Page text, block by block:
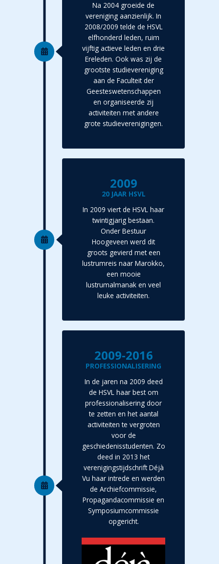
Na 2004 groeide de
vereniging aanzienlijk. In
2008/2009 telde de HSVL
elfhonderd leden, ruim
vijftig actieve leden en drie
Ereleden. Ook was zij de
grootste studievereniging
aan de Faculteit der
Geesteswetenschappen
en organiseerde zij
activiteiten met andere
grote studieverenigingen.
2009
20 JAAR HSVL
In 2009 viert de HSVL haar
twintigjarig bestaan.
Onder Bestuur
Hoogeveen werd dit
groots gevierd met een
lustrumreis naar Marokko,
een mooie
lustrumalmanak en veel
leuke activiteiten.
2009-2016
PROFESSIONALISERING
In de jaren na 2009 deed
de HSVL haar best om
professionalisering door
te zetten en het aantal
activiteiten te vergroten
voor de
geschiedenisstudenten. Zo
deed in 2013 het
verenigingstijdschrift Déjà
Vu haar intrede en werden
de Archiefcommissie,
Propagandacommissie en
Symposiumcommissie
opgericht.